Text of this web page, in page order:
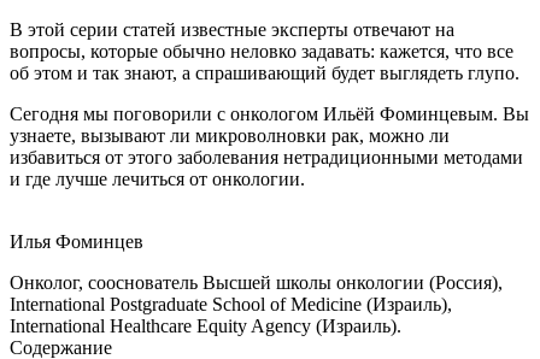
В этой серии статей известные эксперты отвечают на
вопросы, которые обычно неловко задавать: кажется, что все
об этом и так знают, а спрашивающий будет выглядеть глупо.
Сегодня мы поговорили с онкологом Ильёй Фоминцевым. Вы
узнаете, вызывают ли микроволновки рак, можно ли
избавиться от этого заболевания нетрадиционными методами
и где лучше лечиться от онкологии.
Илья Фоминцев
Онколог, сооснователь Высшей школы онкологии (Россия),
International Postgraduate School of Medicine (Израиль),
International Healthcare Equity Agency (Израиль).
Содержание